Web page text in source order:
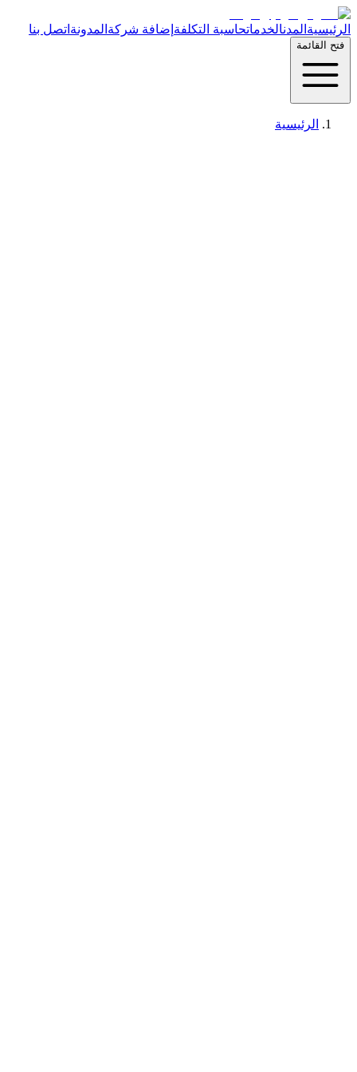
الرئيسية المدنالخدماتحاسبة التكلفة إضافة شركة المدونة اتصل بنا
فتح القائمة
الرئيسية